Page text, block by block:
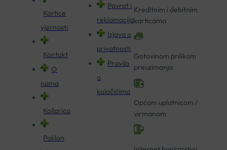
Kartice
vjernosti
Kontakt
O
nama
Košarica
Poklon
Povrat i
reklamacija
Izjava o
privatnosti
Pravila
o
kolačićima
Kreditnim i debitnim
karticama
Gotovinom prilikom
preuzimanja
Općom uplatnicom /
virmanom